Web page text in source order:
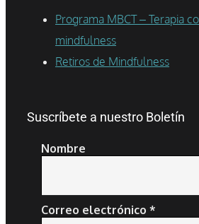
Programa MBCT – Terapia
mindfulness
Retiros de Mindfulness
Suscríbete a nuestro Boletín
Nombre
Correo electrónico *